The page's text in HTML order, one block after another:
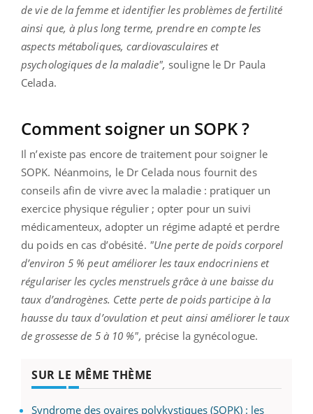
de vie de la femme et identifier les problèmes de fertilité
ainsi que, à plus long terme, prendre en compte les
aspects métaboliques, cardiovasculaires et
psychologiques de la maladie", souligne le Dr Paula
Celada.
Comment soigner un SOPK ?
Il n’existe pas encore de traitement pour soigner le
SOPK. Néanmoins, le Dr Celada nous fournit des
conseils afin de vivre avec la maladie : pratiquer un
exercice physique régulier ; opter pour un suivi
médicamenteux, adopter un régime adapté et perdre
du poids en cas d’obésité. "Une perte de poids corporel
d’environ 5 % peut améliorer les taux endocriniens et
régulariser les cycles menstruels grâce à une baisse du
taux d’androgènes. Cette perte de poids participe à la
hausse du taux d’ovulation et peut ainsi améliorer le taux
de grossesse de 5 à 10 %", précise la gynécologue.
SUR LE MÊME THÈME
Syndrome des ovaires polykystiques (SOPK) : les